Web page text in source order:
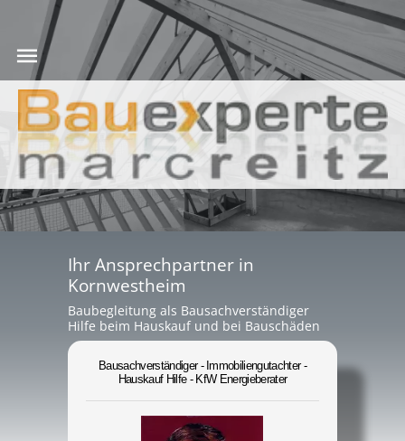
Ihr Ansprechpartner in
Kornwestheim
Baubegleitung als Bausachverständiger
Hilfe beim Hauskauf und bei Bauschäden
Bausachverständiger - Immobiliengutachter -
Hauskauf Hilfe - KfW Energieberater